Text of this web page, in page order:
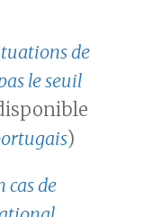
de
le seuil
)
cas de